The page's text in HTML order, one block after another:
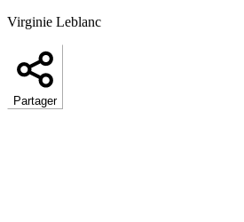
Virginie Leblanc
Partager